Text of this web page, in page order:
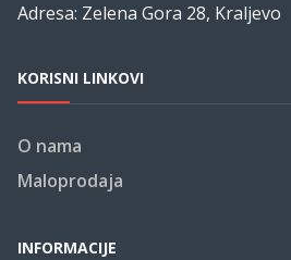
Adresa: Zelena Gora 28, Kraljevo
KORISNI LINKOVI
O nama
Maloprodaja
INFORMACIJE